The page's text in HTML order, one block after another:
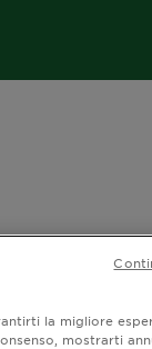
la migliore
mostrarti